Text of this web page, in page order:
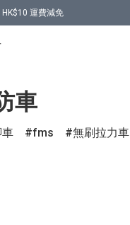
運費減免
池 送 7.6V USB充電器
車
fms 無刷拉力車